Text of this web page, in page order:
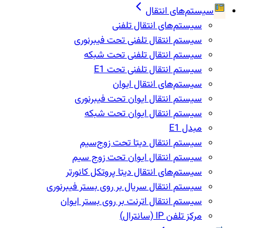
سیستم‌های انتقال
سیستم‌های انتقال تلفنی
سیستم انتقال تلفنی تحت فیبرنوری
سیستم انتقال تلفنی تحت شبکه
سیستم انتقال تلفنی تحت E1
سیستم‌های انتقال ایوان
سیستم انتقال ایوان تحت فیبرنوری
سیستم انتقال ایوان تحت شبکه
مبدل E1
سیستم انتقال دیتا تحت زوج‌سیم
سیستم انتقال ایوان تحت زوج سیم
سیستم‌های انتقال دیتا پروتکل کانورتر
سیستم انتقال سریال بر روی بستر فیبرنوری
سیستم انتقال اترنت بر روی بستر ایوان
مرکز تلفن IP‌ (سانترال)